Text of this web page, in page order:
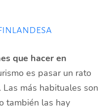
que hacer en
es pasar un rato
más habituales son
también las hay